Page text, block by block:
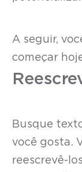
A seguir,
começar
Busque
você gosta.
reescrevê-